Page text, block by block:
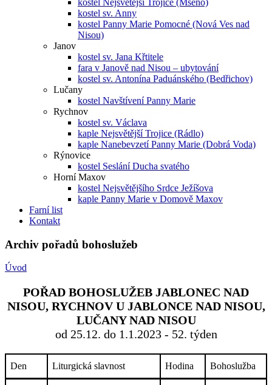
kostel Nejsvětější Trojice (Mšeno)
kostel sv. Anny
kostel Panny Marie Pomocné (Nová Ves nad
Nisou)
Janov
kostel sv. Jana Křtitele
fara v Janově nad Nisou – ubytování
kostel sv. Antonína Paduánského (Bedřichov)
Lučany
kostel Navštívení Panny Marie
Rychnov
kostel sv. Václava
kaple Nejsvětější Trojice (Rádlo)
kaple Nanebevzetí Panny Marie (Dobrá Voda)
Rýnovice
kostel Seslání Ducha svatého
Horní Maxov
kostel Nejsvětějšího Srdce Ježíšova
kaple Panny Marie v Domově Maxov
Farní list
Kontakt
Archiv pořadů bohoslužeb
Úvod
POŘAD BOHOSLUŽEB JABLONEC NAD
NISOU, RYCHNOV U JABLONCE NAD NISOU,
LUČANY NAD NISOU
od 25.12. do 1.1.2023 - 52. týden
Den Liturgická slavnost Hodina Bohoslužba